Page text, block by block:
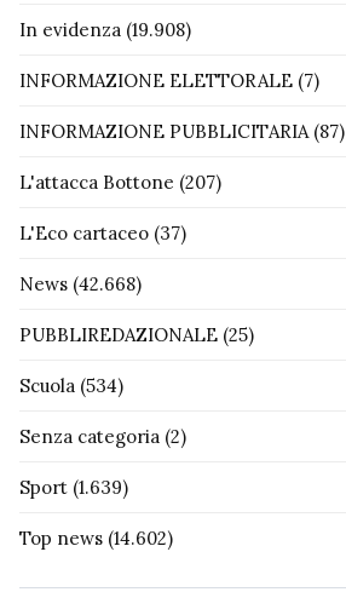
In evidenza (19.908)
INFORMAZIONE ELETTORALE (7)
INFORMAZIONE PUBBLICITARIA(87)
L'attacca Bottone (207)
L'Eco cartaceo (37)
News (42.668)
PUBBLIREDAZIONALE (25)
Scuola (534)
Senza categoria (2)
Sport (1.639)
Top news (14.602)